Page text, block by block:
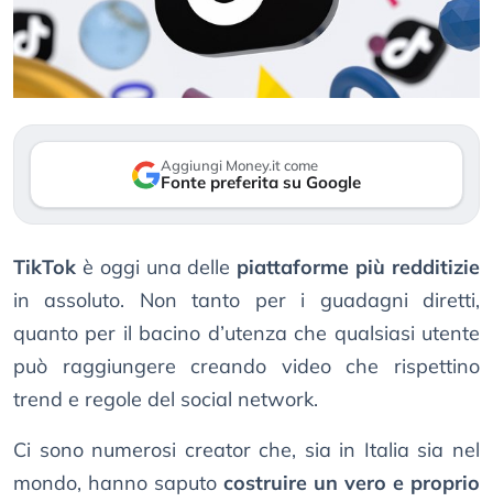
Aggiungi Money.it come
Fonte preferita su Google
TikTok è oggi una delle piattaforme più redditizie
in assoluto. Non tanto per i guadagni diretti,
quanto per il bacino d’utenza che qualsiasi utente
può raggiungere creando video che rispettino
trend e regole del social network.
Ci sono numerosi creator che, sia in Italia sia nel
mondo, hanno saputo costruire un vero e proprio